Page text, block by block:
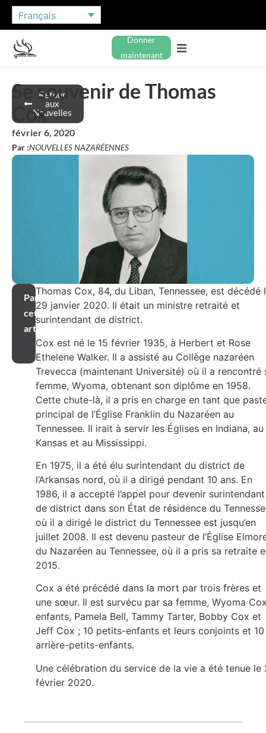
Français
Donner
maintenant
Retour
aux
Nouvelles
Se souvenir de Thomas
Cox
février 6, 2020
Par :NOUVELLES NAZARÉENNES
Partager
cet
article
Thomas Cox, 84, du Liban, Tennessee, est décédé
29 janvier 2020. Il était un ministre retraité et
surintendant de district.
Cox est né le 15 février 1935, à Herbert et Rose
Ethelene Walker. Il a assisté au Collège nazaréen
Trevecca (maintenant Université) où il a rencontré
femme, Wyoma, obtenant son diplôme en 1958.
Cette chute-là, il a pris en charge en tant que
principal de l’Église Franklin du Nazaréen au
Tennessee. Il irait à servir les Églises en Indiana, au
Kansas et au Mississippi.
En 1975, il a été élu surintendant du district de
l’Arkansas nord, où il a dirigé pendant 10 ans. En
1986, il a accepté l’appel pour devenir surintendant
de district dans son État de résidence du
où il a dirigé le district du Tennessee est jusqu’en
juillet 2008. Il est devenu pasteur de l’Église
du Nazaréen au Tennessee, où il a pris sa retraite
2015.
Cox a été précédé dans la mort par trois frères et
une sœur. Il est survécu par sa femme, Wyoma
enfants, Pamela Bell, Tammy Tarter, Bobby Cox et
Jeff Cox ; 10 petits-enfants et leurs conjoints et 10
arrière-petits-enfants.
Une célébration du service de la vie a été tenue le
février 2020.